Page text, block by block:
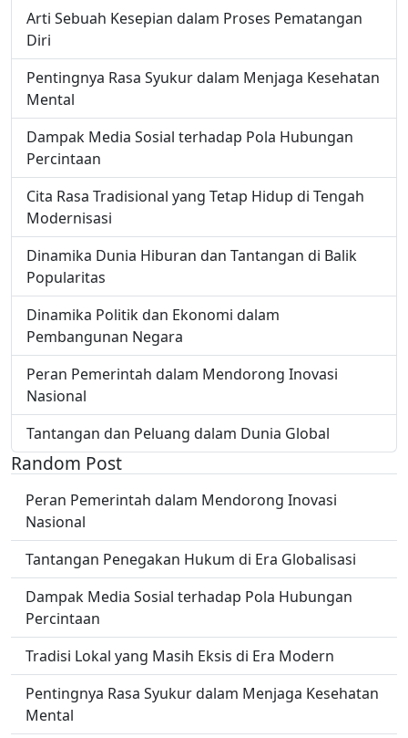
Arti Sebuah Kesepian dalam Proses Pematangan
Diri
Pentingnya Rasa Syukur dalam Menjaga Kesehatan
Mental
Dampak Media Sosial terhadap Pola Hubungan
Percintaan
Cita Rasa Tradisional yang Tetap Hidup di Tengah
Modernisasi
Dinamika Dunia Hiburan dan Tantangan di Balik
Popularitas
Dinamika Politik dan Ekonomi dalam
Pembangunan Negara
Peran Pemerintah dalam Mendorong Inovasi
Nasional
Tantangan dan Peluang dalam Dunia Global
Random Post
Peran Pemerintah dalam Mendorong Inovasi
Nasional
Tantangan Penegakan Hukum di Era Globalisasi
Dampak Media Sosial terhadap Pola Hubungan
Percintaan
Tradisi Lokal yang Masih Eksis di Era Modern
Pentingnya Rasa Syukur dalam Menjaga Kesehatan
Mental